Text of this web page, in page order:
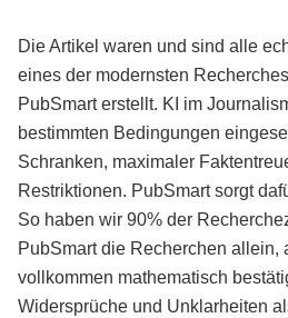
Die Artikel waren und sind alle
eines der modernsten
PubSmart erstellt. KI im
bestimmten Bedingungen
Schranken, maximaler
Restriktionen. PubSmart sorgt
So haben wir 90% der
PubSmart die Recherchen allein,
vollkommen mathematisch
Widersprüche und Unklarheiten